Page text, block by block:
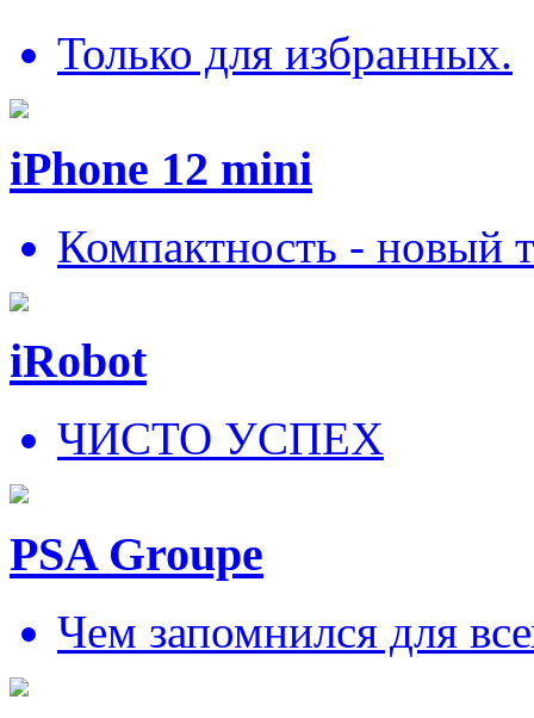
Только для избранных.
iPhone 12 mini
Компактность - новый
iRobot
ЧИСТО УСПЕХ
PSA Groupe
Чем запомнился для